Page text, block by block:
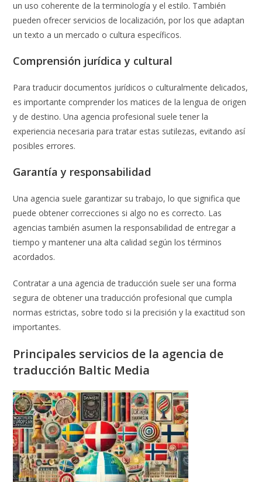
un uso coherente de la terminología y el estilo. También
pueden ofrecer servicios de localización, por los que adaptan
un texto a un mercado o cultura específicos.
Comprensión jurídica y cultural
Para traducir documentos jurídicos o culturalmente delicados,
es importante comprender los matices de la lengua de origen
y de destino. Una agencia profesional suele tener la
experiencia necesaria para tratar estas sutilezas, evitando así
posibles errores.
Garantía y responsabilidad
Una agencia suele garantizar su trabajo, lo que significa que
puede obtener correcciones si algo no es correcto. Las
agencias también asumen la responsabilidad de entregar a
tiempo y mantener una alta calidad según los términos
acordados.
Contratar a una agencia de traducción suele ser una forma
segura de obtener una traducción profesional que cumpla
normas estrictas, sobre todo si la precisión y la exactitud son
importantes.
Principales servicios de la agencia de
traducción Baltic Media